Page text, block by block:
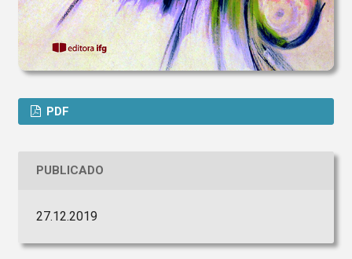
PDF
PUBLICADO
27.12.2019